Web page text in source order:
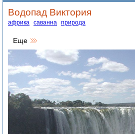
Водопад Виктория
африка саванна природа
Еще